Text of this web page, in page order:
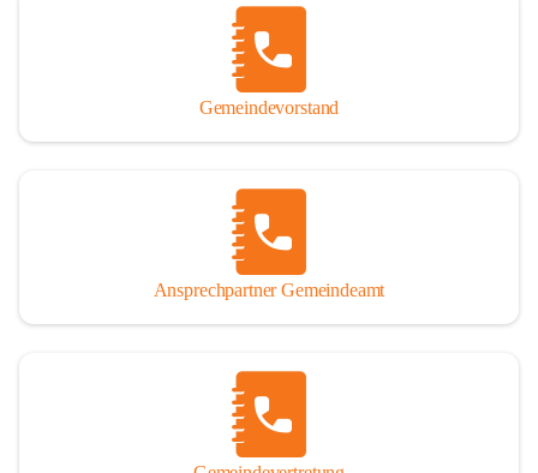
Gemeindevorstand
Ansprechpartner Gemeindeamt